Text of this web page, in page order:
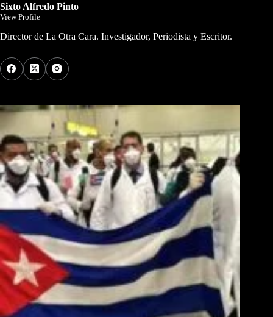
Sixto Alfredo Pinto
View Profile
Director de La Otra Cara. Investigador, Periodista y Escritor.